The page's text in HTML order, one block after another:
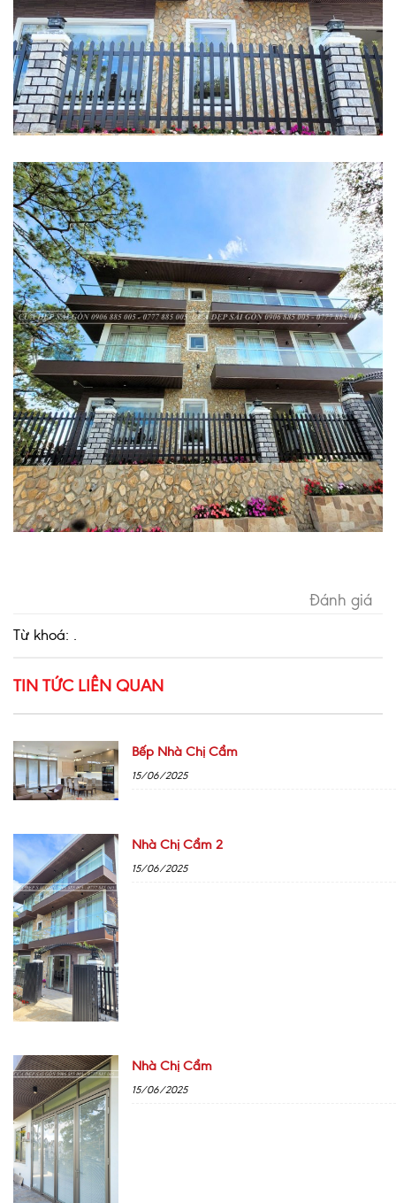
Đánh giá
Từ khoá: .
TIN TỨC LIÊN QUAN
Bếp Nhà Chị Cẩm
15/06/2025
Nhà Chị Cẩm 2
15/06/2025
Nhà Chị Cẩm
15/06/2025